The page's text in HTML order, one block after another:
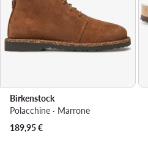
Birkenstock
Polacchine · Marrone
189,95€